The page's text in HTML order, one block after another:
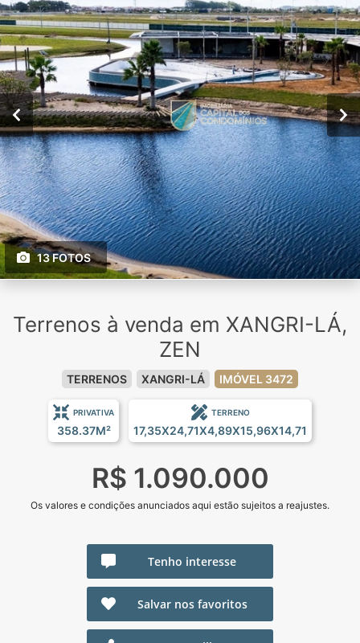
13 FOTOS
Terrenos à venda em XANGRI-LÁ,
ZEN
TERRENOS XANGRI-LÁ IMÓVEL 3472
PRIVATIVA
358.37M²
TERRENO
17,35X24,71X4,89X15,96X14,71
R$ 1.090.000
Os valores e condições anunciados aqui estão sujeitos a reajustes.
Tenho interesse
Salvar nos favoritos